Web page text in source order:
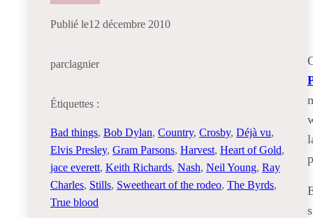
Publié le12 décembre 2010
parclagnier
Étiquettes :
Bad things, Bob Dylan, Country, Crosby, Déjà vu
Elvis Presley, Gram Parsons, Harvest, Heart of Gold
jace everett, Keith Richards, Nash, Neil Young, Ray
Charles, Stills, Sweetheart of the rodeo, The Byrds
True blood